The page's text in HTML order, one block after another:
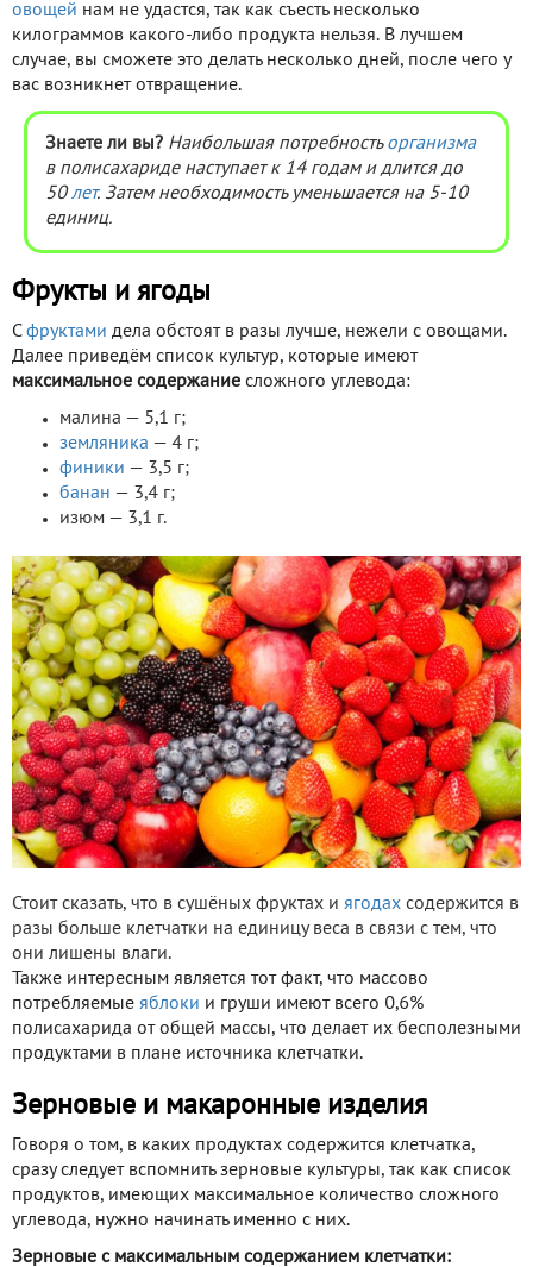
овощей нам не удастся, так как съесть несколько
килограммов какого-либо продукта нельзя. В лучшем
случае, вы сможете это делать несколько дней, после чего у
вас возникнет отвращение.
Знаете ли вы? Наибольшая потребность организма
в полисахариде наступает к 14 годам и длится до
50 лет. Затем необходимость уменьшается на 5-10
единиц.
Фрукты и ягоды
С фруктами дела обстоят в разы лучше, нежели с овощами.
Далее приведём список культур, которые имеют
максимальное содержание сложного углевода:
малина — 5,1 г;
земляника — 4 г;
финики — 3,5 г;
банан — 3,4 г;
изюм — 3,1 г.
Стоит сказать, что в сушёных фруктах и ягодах содержится в
разы больше клетчатки на единицу веса в связи с тем, что
они лишены влаги.
Также интересным является тот факт, что массово
потребляемые яблоки и груши имеют всего 0,6%
полисахарида от общей массы, что делает их бесполезными
продуктами в плане источника клетчатки.
Зерновые и макаронные изделия
Говоря о том, в каких продуктах содержится клетчатка,
сразу следует вспомнить зерновые культуры, так как список
продуктов, имеющих максимальное количество сложного
углевода, нужно начинать именно с них.
Зерновые с максимальным содержанием клетчатки: